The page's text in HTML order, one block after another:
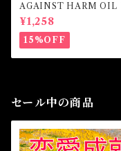
AGAINST HARM OIL
インストハームオイル -
け・魔除け・護身-
¥1,258
15%OFF
セール中の商品